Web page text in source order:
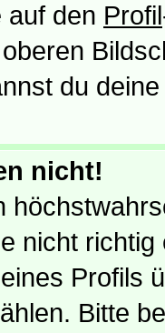
auf den Profil
du
nicht!
nicht
Profils
Bitte